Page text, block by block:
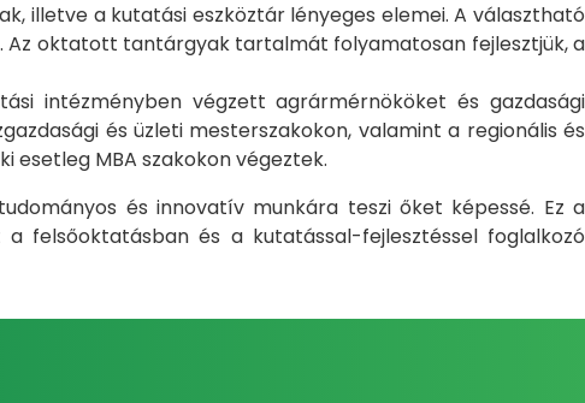
illetve a kutatási eszköztár lényeges elemei. A választható
Az oktatott tantárgyak tartalmát folyamatosan fejlesztjük, a
intézményben végzett agrármérnököket és gazdasági
és üzleti mesterszakokon, valamint a regionális és
esetleg MBA szakokon végeztek.
és innovatív munkára teszi őket képessé. Ez a
felsőoktatásban és a kutatással-fejlesztéssel foglalkozó